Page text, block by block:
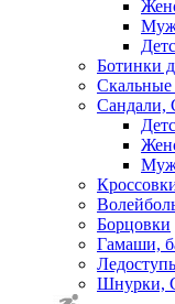
Ботинки
Скальные
Сандали,
Борцовки
Гамаши,
Шнурки,